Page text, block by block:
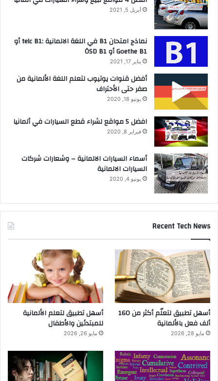
أبريل 5, 2021
نماذج امتحان B1 في اللغة الالمانية :telc B1 أو
Goethe B1 أو ÖSD B1
يناير 17, 2021
أفضل قنوات يوتيوب لتعلم اللغة الألمانية من
صفر حتى الأحتراف
يونيو 18, 2020
افضل 5 مواقع لشراء قطع السيارات في ألمانيا
فبراير 8, 2020
أسماء السيارات الالمانية – وشعارات شركات
السيارات الالمانية
يونيو 4, 2020
Recent Tech News
أسهل تطبيق لتعلّم أكثر من 160
ألف فعل بالألمانية
مايو 28, 2026
أسهل تطبيق لتعلم الألمانية
للمبتدئين والأطفال
مايو 26, 2026